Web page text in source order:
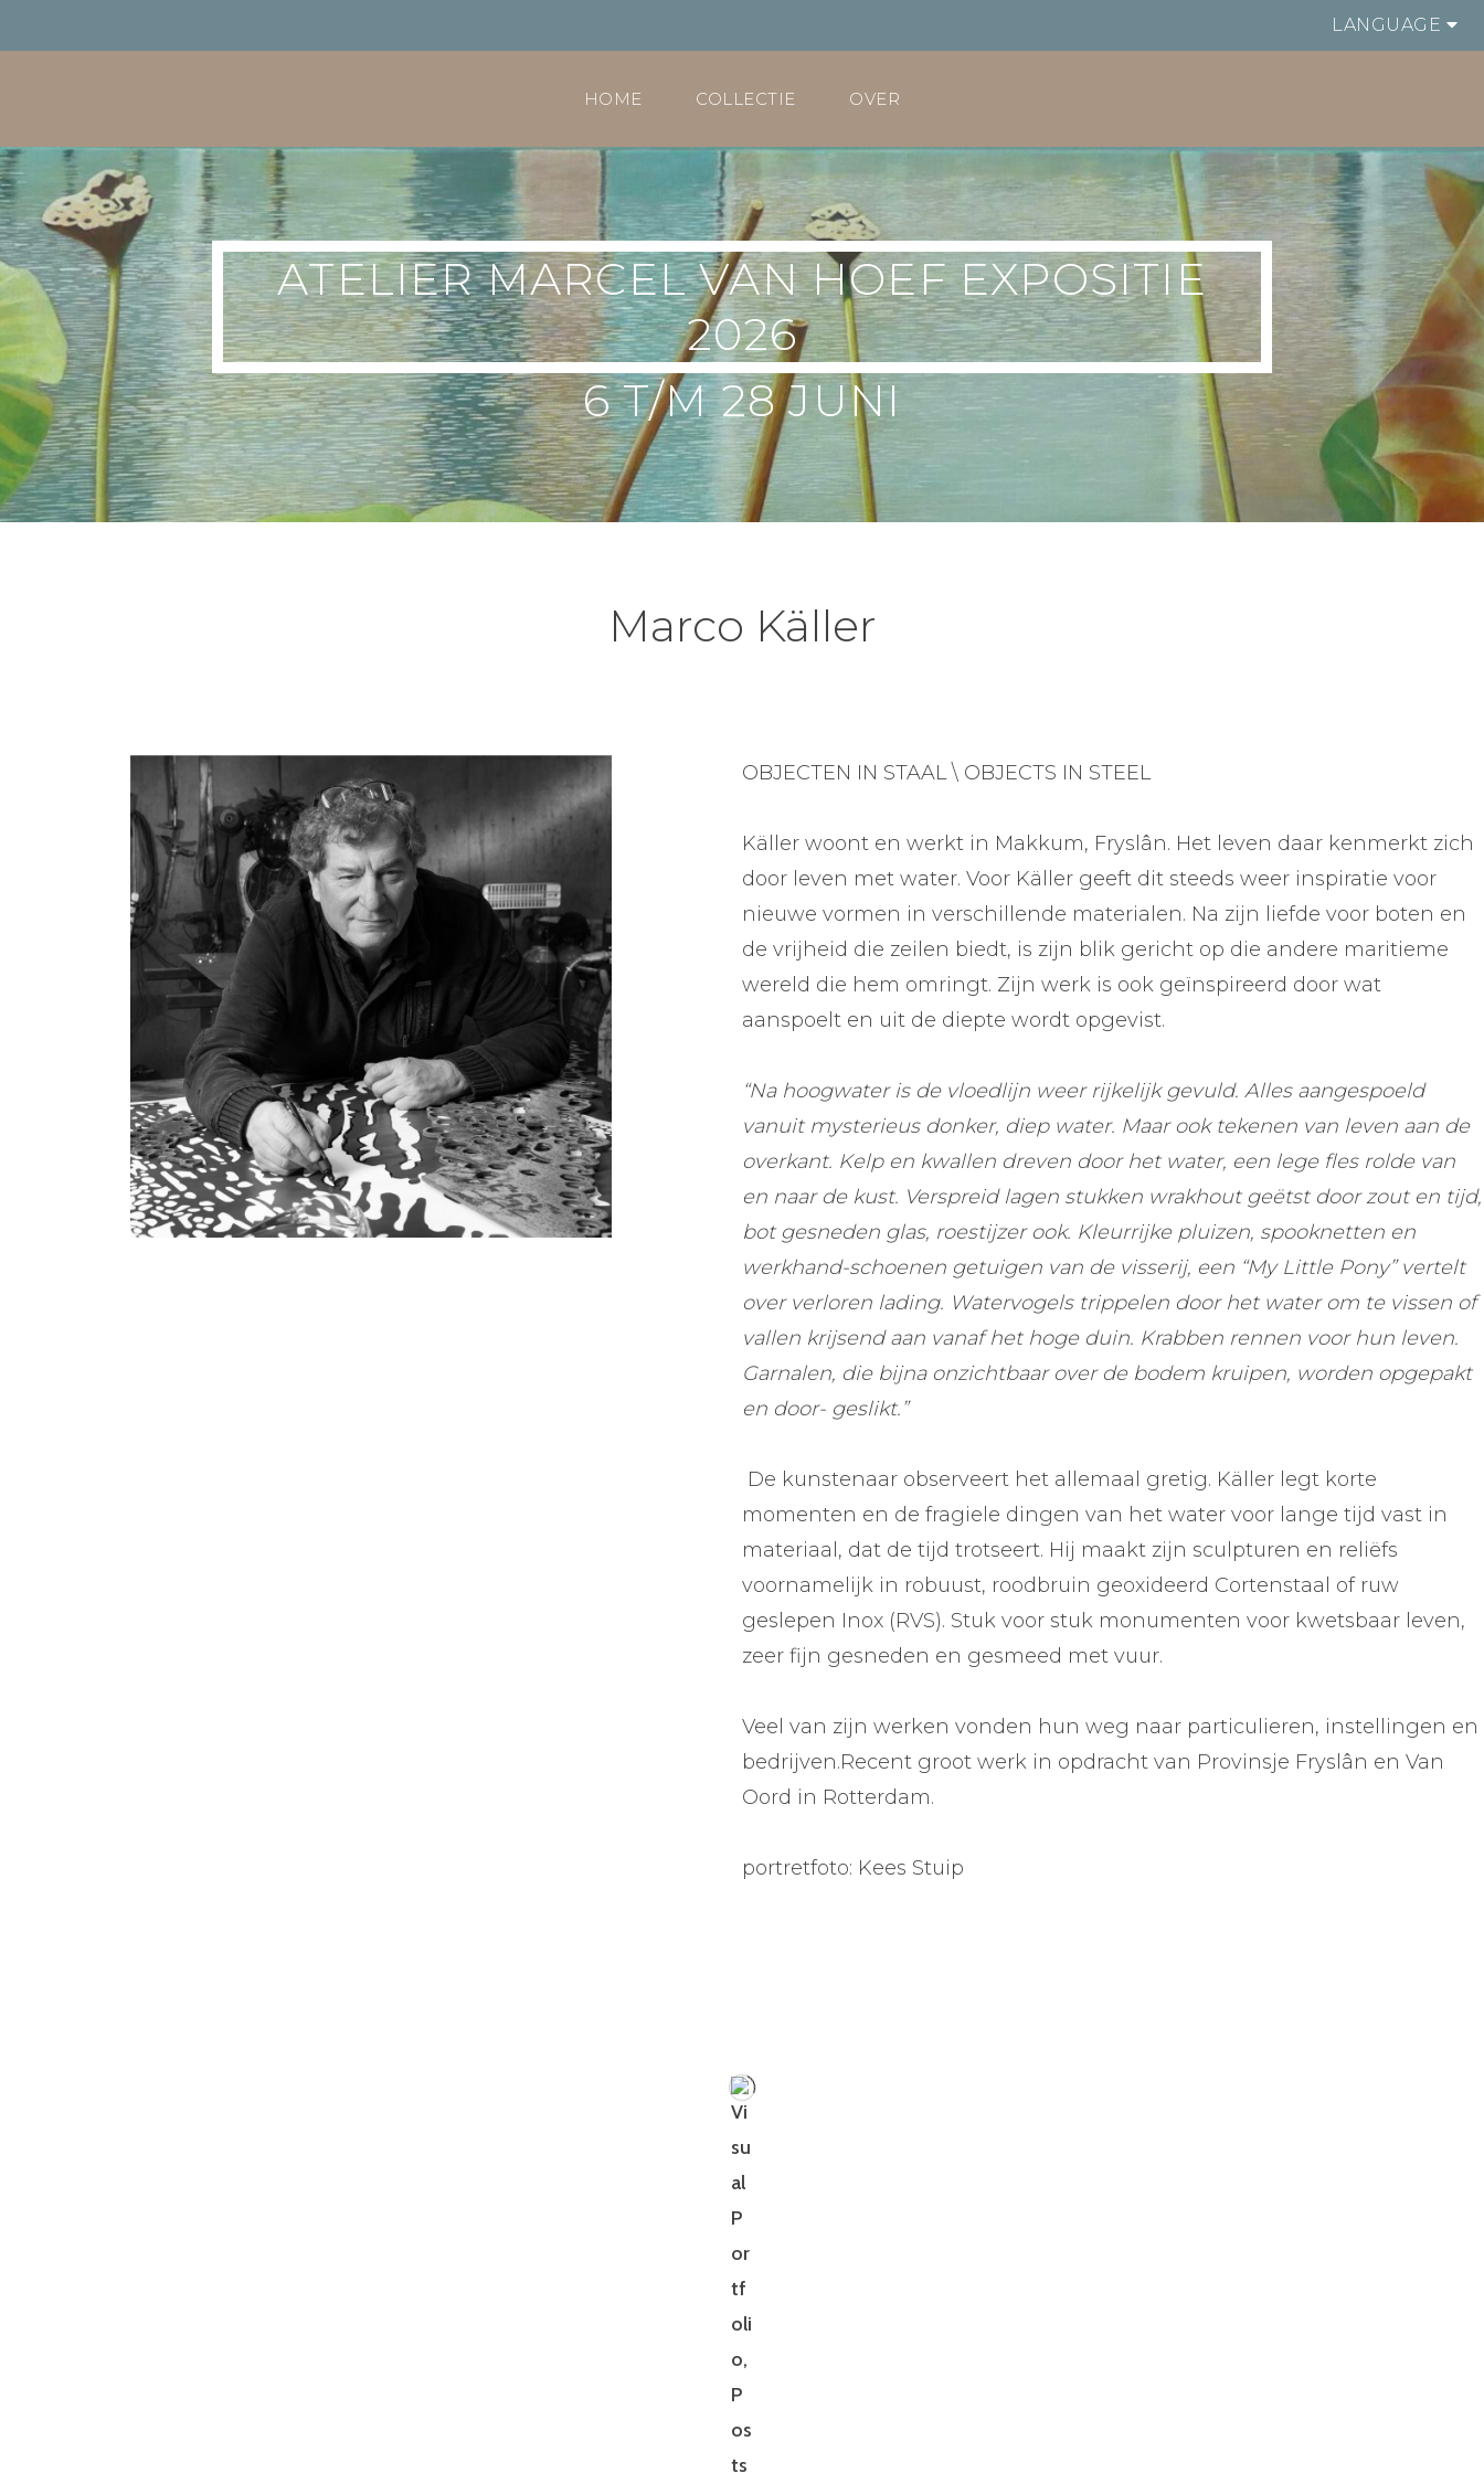
LANGUAGE
HOME COLLECTIE OVER
ATELIER MARCEL VAN HOEF EXPOSITIE
2026
Marco Käller
OBJECTEN IN STAAL \ OBJECTS IN STEEL
Käller woont en werkt in Makkum, Fryslân. Het leven daar kenmerkt zich
door leven met water. Voor Käller geeft dit steeds weer inspiratie voor
nieuwe vormen in verschillende materialen. Na zijn liefde voor boten en
de vrijheid die zeilen biedt, is zijn blik gericht op die andere maritieme
wereld die hem omringt. Zijn werk is ook geïnspireerd door wat
aanspoelt en uit de diepte wordt opgevist.
“Na hoogwater is de vloedlijn weer rijkelijk gevuld. Alles aangespoeld
vanuit mysterieus donker, diep water. Maar ook tekenen van leven aan de
overkant. Kelp en kwallen dreven door het water, een lege fles rolde van
en naar de kust. Verspreid lagen stukken wrakhout geëtst door zout en tijd,
bot gesneden glas, roestijzer ook. Kleurrijke pluizen, spooknetten en
werkhand-schoenen getuigen van de visserij, een “My Little Pony” vertelt
over verloren lading. Watervogels trippelen door het water om te vissen of
vallen krijsend aan vanaf het hoge duin. Krabben rennen voor hun leven.
Garnalen, die bijna onzichtbaar over de bodem kruipen, worden opgepakt
en door- geslikt.”
De kunstenaar observeert het allemaal gretig. Käller legt korte
momenten en de fragiele dingen van het water voor lange tijd vast in
materiaal, dat de tijd trotseert. Hij maakt zijn sculpturen en reliëfs
voornamelijk in robuust, roodbruin geoxideerd Cortenstaal of ruw
geslepen Inox (RVS). Stuk voor stuk monumenten voor kwetsbaar leven,
zeer fijn gesneden en gesmeed met vuur.
Veel van zijn werken vonden hun weg naar particulieren, instellingen en
bedrijven.Recent groot werk in opdracht van Provinsje Fryslân en Van
Oord in Rotterdam.
portretfoto: Kees Stuip